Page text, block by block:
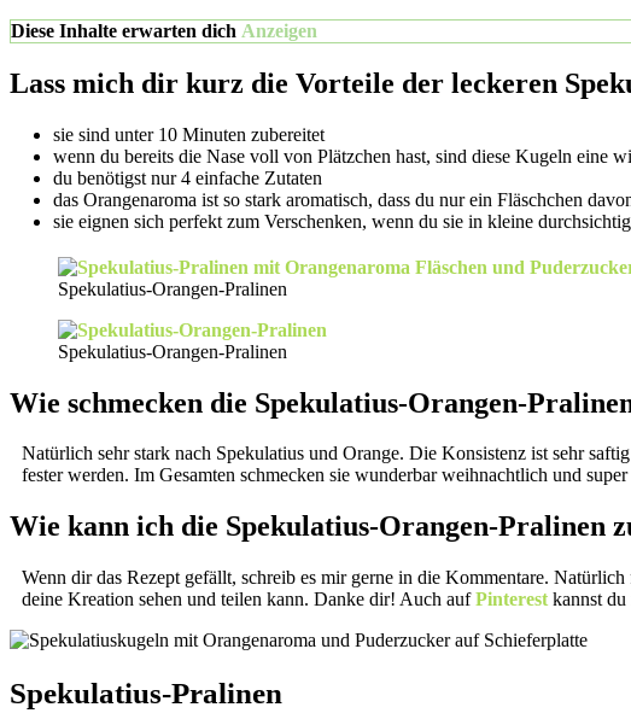
Diese Inhalte erwarten dich Anzeigen
Lass mich dir kurz die Vorteile der leckeren
sie sind unter 10 Minuten zubereitet
wenn du bereits die Nase voll von Plätzchen hast, sind diese Kugeln eine
du benötigst nur 4 einfache Zutaten
das Orangenaroma ist so stark aromatisch, dass du nur ein Fläschchen
sie eignen sich perfekt zum Verschenken, wenn du sie in kleine
Spekulatius-Orangen-Pralinen
Spekulatius-Orangen-Pralinen
Wie schmecken die Spekulatius-Orangen-
Natürlich sehr stark nach Spekulatius und Orange. Die Konsistenz ist sehr
fester werden. Im Gesamten schmecken sie wunderbar weihnachtlich und super
Wie kann ich die Spekulatius-Orangen-Pralinen
Wenn dir das Rezept gefällt, schreib es mir gerne in die Kommentare.
deine Kreation sehen und teilen kann. Danke dir! Auch aufPinterest kannst
Spekulatius-Pralinen